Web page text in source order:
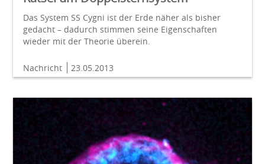
Das System SS Cygni ist der Erde näher als bisher
gedacht – dadurch stimmen seine Eigenschaften
wieder mit der Theorie überein.
Nachricht 23.05.2013